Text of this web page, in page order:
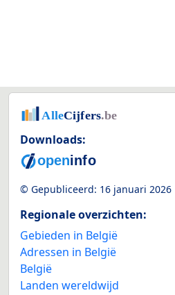
Downloads:
© Gepubliceerd: 16 januari 2026
Regionale overzichten:
Gebieden in België
Adressen in België
België
Landen wereldwijd